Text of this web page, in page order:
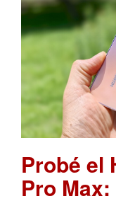
Probé el
Pro